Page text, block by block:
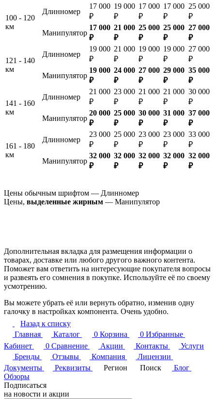
100 - 120
км
Длинномер
17 000
₽
19 000
₽
17 000
₽
17 000
₽
25 000
₽
Манипулятор
17 000
₽
21 000
₽
25 000
₽
25 000
₽
27 000
₽
121 - 140
км
Длинномер
19 000
₽
21 000
₽
19 000
₽
19 000
₽
27 000
₽
Манипулятор
19 000
₽
24 000
₽
27 000
₽
29 000
₽
35 000
₽
141 - 160
км
Длинномер
21 000
₽
23 000
₽
21 000
₽
21 000
₽
30 000
₽
Манипулятор
20 000
₽
25 000
₽
30 000
₽
31 000
₽
37 000
₽
161 - 180
км
Длинномер
23 000
₽
25 000
₽
23 000
₽
23 000
₽
33 000
₽
Манипулятор
32 000
₽
32 000
₽
32 000
₽
32 000
₽
32 000
₽
Цены обычным шрифтом — Длинномер
Цены, выделенные жирным — Манипулятор
Дополнительная вкладка для размещения информации о
товарах, доставке или любого другого важного контента.
Поможет вам ответить на интересующие покупателя вопросы
и развеять его сомнения в покупке. Используйте её по своему
усмотрению.
Вы можете убрать её или вернуть обратно, изменив одну
галочку в настройках компонента. Очень удобно.
Назад к списку
Главная
Каталог 0 Корзина 0 Избранные
Кабинет
0 Сравнение Акции Контакты
Услуги
Бренды
Отзывы Компания
Лицензии
Документы
Реквизиты Регион Поиск
Блог
Обзоры
Подписаться
на новости и акции